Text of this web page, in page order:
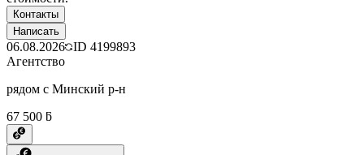
Контакты
Написать
06.08.2026 ID 4199893
Агентство
рядом с Минский р-н
67 500 ƃ